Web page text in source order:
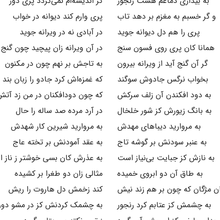
و گر خسبم به مغزم بر دهد تاب
پری وارم کند دیوانه در خواب
پری را هم دل دیوانه جوید
در آبادی نه در ویرانه جوید
همانا کان پری روی فسون سنج
در آن ویرانه زان پیچید چون گنج
گر آن گنج آید از ویرانه بیرون
به تاجش بر نهم چون در مکنون
بخواب نرگس جادوش سوگند
که غمزه‌اش کرد جادو را زبان بند
به دود افکندن آن زلف سرکش
که چون دودافکنان در من زد
به بانگ زیورش کز شور خلخال
در آرد مرده صد ساله را حال
به مروارید دیباهای مهدش
به مروارید شیرین کار شهدش
به عنبر سودنش بر گوشه تاج
به عقد آمودنش بر تخته عاج
به نازش کز جبایت بی‌نیاز است
به عذرش کان بسی خوشتر ز
به طاق آن دو ابروی خمیده
مثالی زان دو طغرا بر کشیده
مژگان که چون بر هم زند نیش
کند زخمش دل هاروت را ریش
به چشمش کز عتابم کرد رنجور
به چشمک کردنش کز در مشو